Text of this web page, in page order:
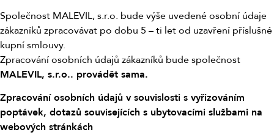
Společnost MALEVIL, s.r.o. bude výše uvedené osobní údaje
zákazníků zpracovávat po dobu 5 – ti let od uzavření příslušné
kupní smlouvy.
Zpracování osobních údajů zákazníků bude společnost
MALEVIL, s.r.o.. provádět sama.
Zpracování osobních údajů v souvislosti s vyřizováním
poptávek, dotazů souvisejících s ubytovacími službami na
webových stránkách